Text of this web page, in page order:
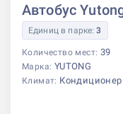
Автобус
Единиц в парке:3
Количество мест: 39
Марка: YUTONG
Климат: Кондиционер